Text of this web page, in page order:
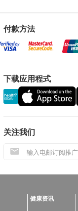
付款方法
下载应用程式
关注我们
健康资讯